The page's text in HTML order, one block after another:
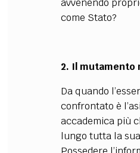
avvenendo
come Stato?
2. Il mutamento
Da quando
confrontato è
accademica più
lungo tutta la